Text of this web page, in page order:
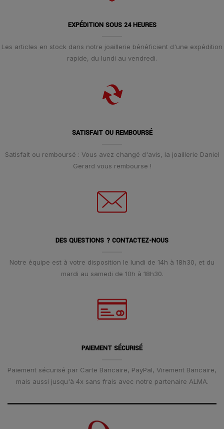
EXPÉDITION SOUS 24 HEURES
Les articles en stock dans notre joaillerie bénéficient d'une expédition
rapide, du lundi au vendredi.
SATISFAIT OU REMBOURSÉ
Satisfait ou remboursé : Vous avez changé d'avis, la joaillerie Daniel
Gerard vous rembourse !
DES QUESTIONS ? CONTACTEZ-NOUS
Notre équipe est à votre disposition le lundi de 14h à 18h30, et du
mardi au samedi de 10h à 18h30.
PAIEMENT SÉCURISÉ
Paiement sécurisé par Carte Bancaire, PayPal, Virement Bancaire,
mais aussi jusqu'à 4x sans frais avec notre partenaire ALMA.